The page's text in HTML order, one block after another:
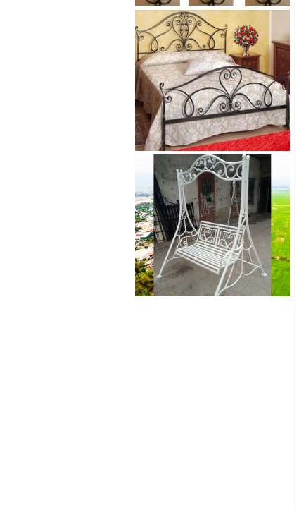
thanh thoát đẹp mắt được rất
nhiều các chị...
Mẫu ban công sắt 06
Đây là mẫu lan can ban công sắt
hộp đẹp, đơn giản, hiện đại và...
Xích đu sắt 01
Dễ dàng vận chuyển, lắp đặt Kích